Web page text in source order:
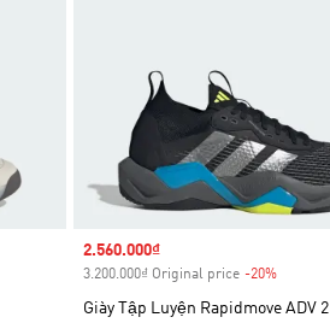
Sale price
2.560.000₫
3.200.000₫ Original price -20%Discount
Giày Tập Luyện Rapidmove ADV 2